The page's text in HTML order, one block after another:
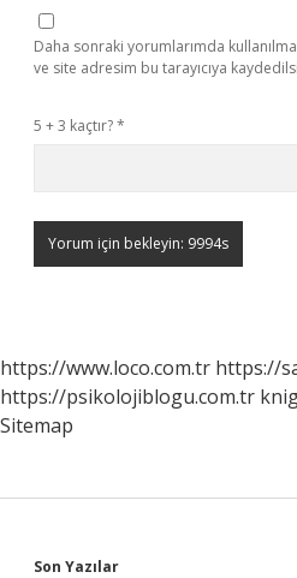
Daha sonraki yorumlarımda
ve site adresim bu tarayıcıya
5 + 3 kaçtır?*
https://www.loco.com.tr https://
https://psikolojiblogu.com.tr
Sitemap
Son Yazılar